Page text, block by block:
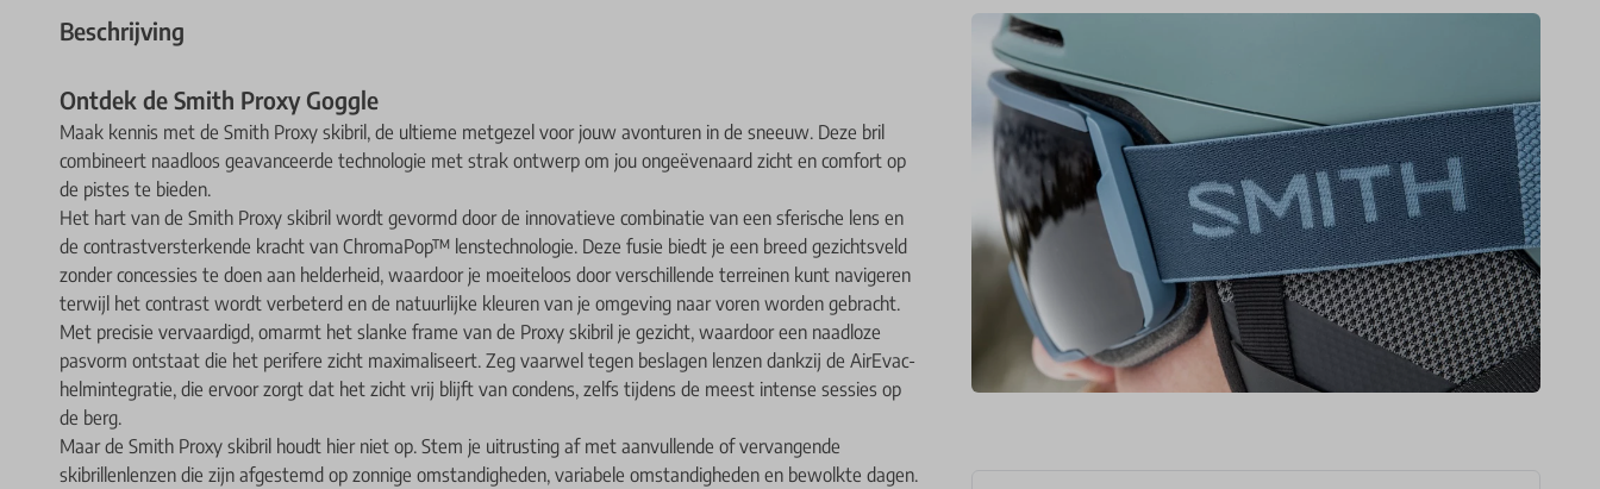
Beschrijving
Ontdek de Smith Proxy Goggle
Maak kennis met de Smith Proxy skibril, de ultieme metgezel voor jouw avonturen in de sneeuw. Deze bril
combineert naadloos geavanceerde technologie met strak ontwerp om jou ongeëvenaard zicht en comfort op
de pistes te bieden.
Het hart van de Smith Proxy skibril wordt gevormd door de innovatieve combinatie van een sferische lens en
de contrastversterkende kracht van ChromaPop™ lenstechnologie. Deze fusie biedt je een breed gezichtsveld
zonder concessies te doen aan helderheid, waardoor je moeiteloos door verschillende terreinen kunt navigeren
terwijl het contrast wordt verbeterd en de natuurlijke kleuren van je omgeving naar voren worden gebracht.
Met precisie vervaardigd, omarmt het slanke frame van de Proxy skibril je gezicht, waardoor een naadloze
pasvorm ontstaat die het perifere zicht maximaliseert. Zeg vaarwel tegen beslagen lenzen dankzij de AirEvac-
helmintegratie, die ervoor zorgt dat het zicht vrij blijft van condens, zelfs tijdens de meest intense sessies op
de berg.
Maar de Smith Proxy skibril houdt hier niet op. Stem je uitrusting af met aanvullende of vervangende
skibrillenlenzen die zijn afgestemd op zonnige omstandigheden, variabele omstandigheden en bewolkte dagen.